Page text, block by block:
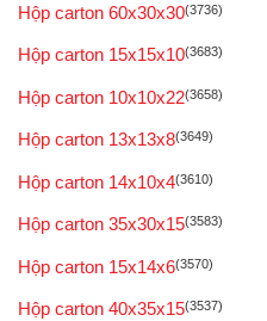
Hộp carton 60x30x30(3736)
Hộp carton 15x15x10(3683)
Hộp carton 10x10x22(3658)
Hộp carton 13x13x8(3649)
Hộp carton 14x10x4(3610)
Hộp carton 35x30x15(3583)
Hộp carton 15x14x6(3570)
Hộp carton 40x35x15(3537)